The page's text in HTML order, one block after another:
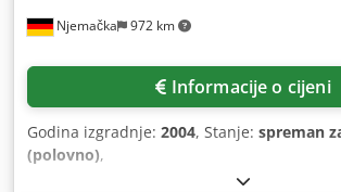
Njemačka 972 km
Informacije o cijeni
Godina izgradnje: 2004, Stanje: spreman
(polovno),